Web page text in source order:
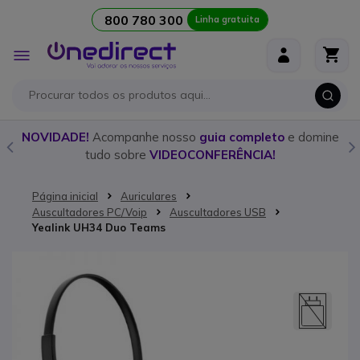
800 780 300 Linha gratuita
Alternar
Nav
NOVIDADE! Acompanhe nosso guia completoe domine
tudo sobre VIDEOCONFERÊNCIA!
Página inicial
Auriculares
Auscultadores PC/Voip
Auscultadores USB
Yealink UH34 Duo Teams